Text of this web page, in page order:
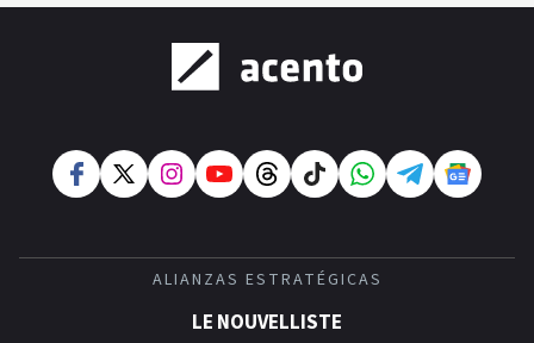
ALIANZAS ESTRATÉGICAS
LE NOUVELLISTE